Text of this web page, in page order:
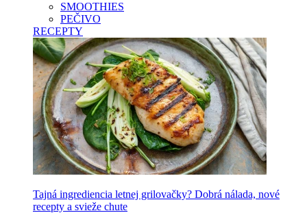
SMOOTHIES
PEČIVO
RECEPTY
Tajná ingrediencia letnej grilovačky? Dobrá nálada, nové
recepty a svieže chute